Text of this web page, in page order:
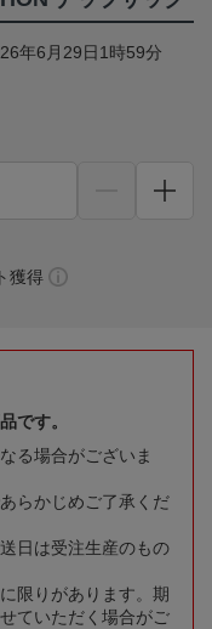
年6月29日1時59分
獲得
です。
る場合がございま
らかじめご了承くだ
日は受注生産のもの
限りがあります。期
ていただく場合がご